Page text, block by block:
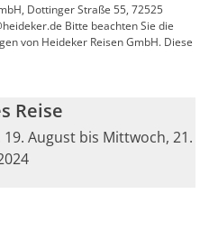
Dottinger Straße 55, 72525
Bitte beachten Sie die
von Heideker Reisen GmbH. Diese
Reise
August bis Mittwoch, 21.